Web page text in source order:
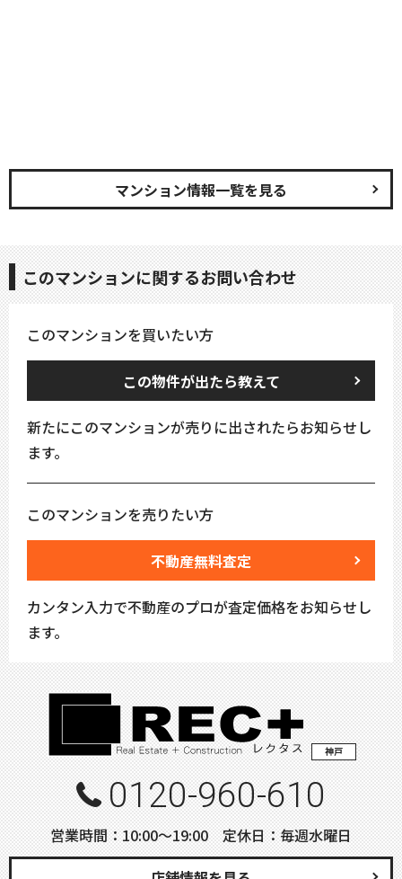
マンション情報一覧を見る
このマンションに関するお問い合わせ
このマンションを買いたい方
この物件が出たら教えて
新たにこのマンションが売りに出されたらお知らせし
ます。
このマンションを売りたい方
不動産無料査定
カンタン入力で不動産のプロが査定価格をお知らせし
ます。
神戸
0120-960-610
営業時間：10:00〜19:00 定休日：毎週水曜日